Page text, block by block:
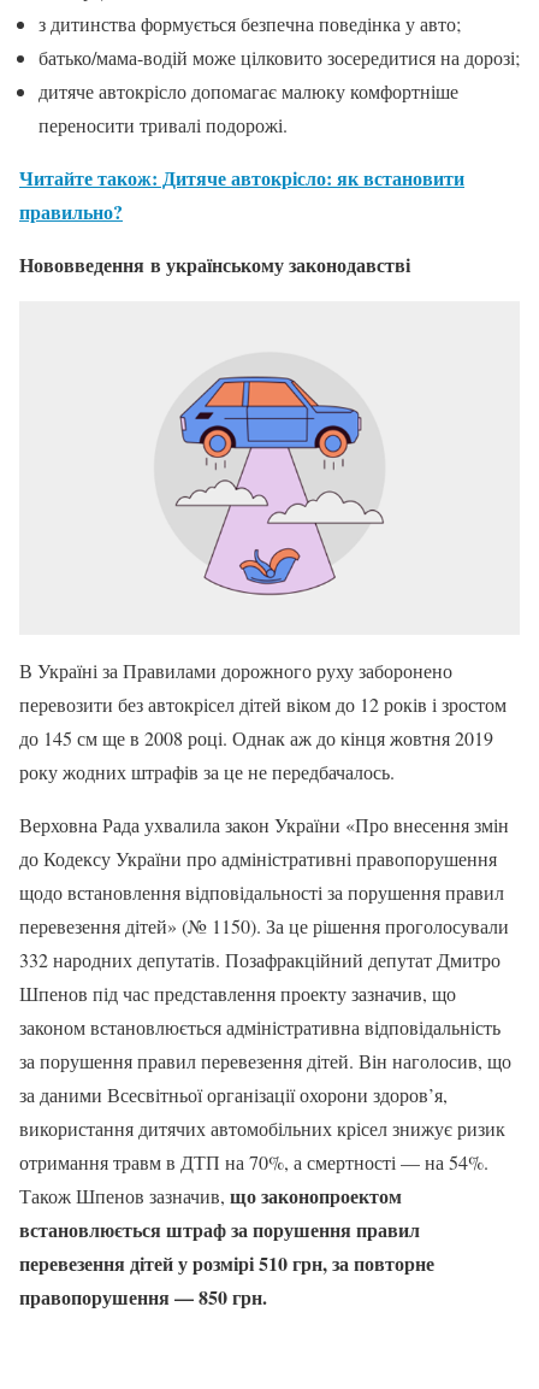
з дитинства формується безпечна поведінка у авто;
батько/мама-водій може цілковито зосередитися на дорозі;
дитяче автокрісло допомагає малюку комфортніше
переносити тривалі подорожі.
Читайте також: Дитяче автокрісло: як встановити
правильно?
Нововведення в українському законодавстві
В Україні за Правилами дорожного руху заборонено
перевозити без автокрісел дітей віком до 12 років і зростом
до 145 см ще в 2008 році. Однак аж до кінця жовтня 2019
року жодних штрафів за це не передбачалось.
Верховна Рада ухвалила закон України «Про внесення змін
до Кодексу України про адміністративні правопорушення
щодо встановлення відповідальності за порушення правил
перевезення дітей» (№ 1150). За це рішення проголосували
332 народних депутатів. Позафракційний депутат Дмитро
Шпенов під час представлення проекту зазначив, що
законом встановлюється адміністративна відповідальність
за порушення правил перевезення дітей. Він наголосив, що
за даними Всесвітньої організації охорони здоров’я,
використання дитячих автомобільних крісел знижує ризик
отримання травм в ДТП на 70%, а смертності — на 54%.
Також Шпенов зазначив, що законопроектом
встановлюється штраф за порушення правил
перевезення дітей у розмірі 510 грн, за повторне
правопорушення — 850 грн.